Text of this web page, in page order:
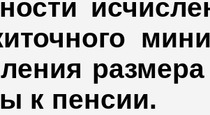
к пенсии.